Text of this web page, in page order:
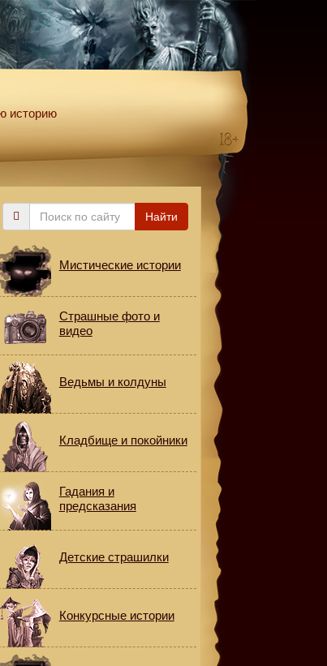
историю
Поиск
Найти
Мистические истории
Страшные фото и
видео
Ведьмы и колдуны
Кладбище и покойники
Гадания и
предсказания
Детские страшилки
Конкурсные истории